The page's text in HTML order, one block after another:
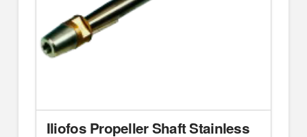
Iliofos Propeller Shaft Stainless